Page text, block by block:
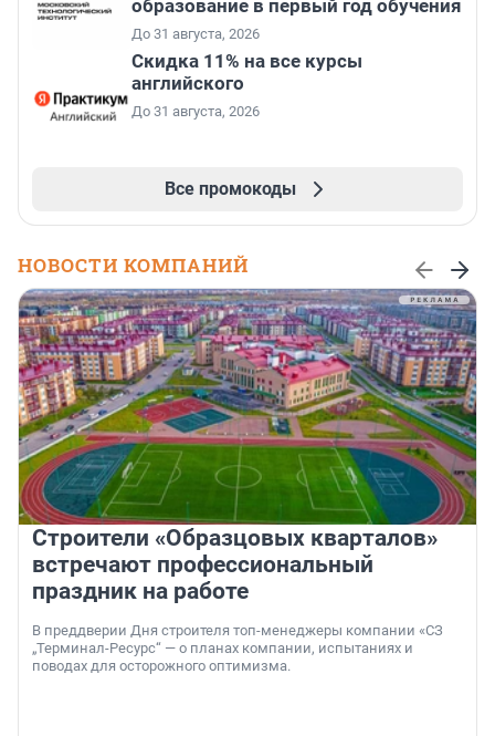
образование в первый год обучения
До 31 августа, 2026
Скидка 11% на все курсы
английского
До 31 августа, 2026
Все промокоды
НОВОСТИ КОМПАНИЙ
Строители «Образцовых кварталов»
встречают профессиональный
праздник на работе
В преддверии Дня строителя топ-менеджеры компании «СЗ
„Терминал-Ресурс“ — о планах компании, испытаниях и
поводах для осторожного оптимизма.